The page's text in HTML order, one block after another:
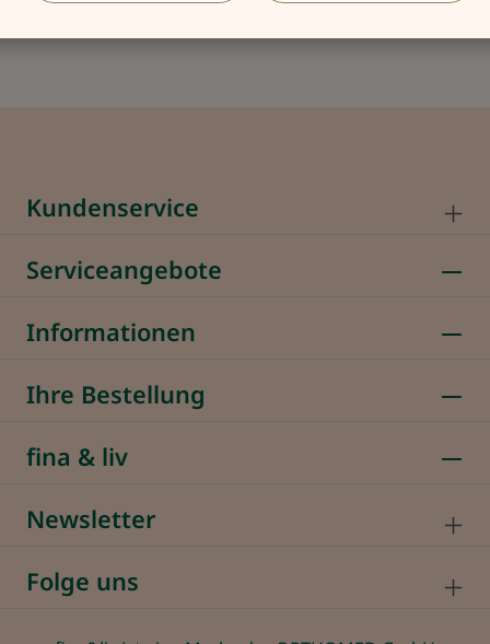
Kundenservice
Serviceangebote
Informationen
Ihre Bestellung
fina & liv
Newsletter
Folge uns